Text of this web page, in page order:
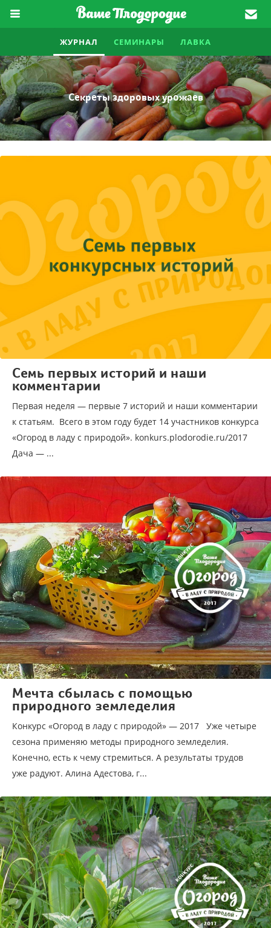
ЖУРНАЛ СЕМИНАРЫ ЛАВКА
Секреты здоровых урожаев
Семь первых историй и наши
комментарии
Первая неделя — первые 7 историй и наши комментарии
к статьям. Всего в этом году будет 14 участников конкурса
«Огород в ладу с природой». konkurs.plodorodie.ru/2017
Дача — ...
Мечта сбылась с помощью
природного земледелия
Конкурс «Огород в ладу с природой» — 2017 Уже четыре
сезона применяю методы природного земледелия.
Конечно, есть к чему стремиться. А результаты трудов
уже радуют. Алина Адестова, г...